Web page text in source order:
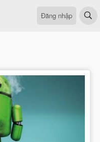
Đăng nhập